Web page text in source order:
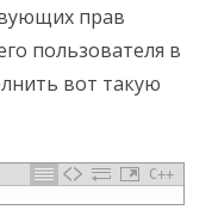
прав
пользователя в
вот такую
C++